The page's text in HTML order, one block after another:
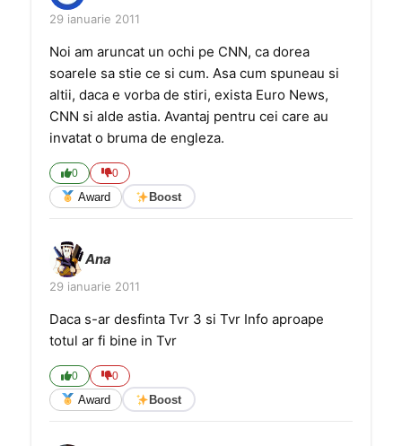
29 ianuarie 2011
Noi am aruncat un ochi pe CNN, ca dorea
soarele sa stie ce si cum. Asa cum spuneau si
altii, daca e vorba de stiri, exista Euro News,
CNN si alde astia. Avantaj pentru cei care au
invatat o bruma de engleza.
0 0
Award Boost
Ana
29 ianuarie 2011
Daca s-ar desfinta Tvr 3 si Tvr Info aproape
totul ar fi bine in Tvr
0 0
Award Boost